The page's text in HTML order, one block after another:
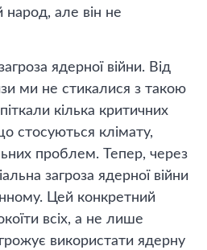
але він не
ядерної війни. Від
ми не стикалися з такою
кілька критичних
стосуються клімату,
проблем. Тепер, через
загроза ядерної війни
Цей конкретний
всіх, а не лише
використати ядерну